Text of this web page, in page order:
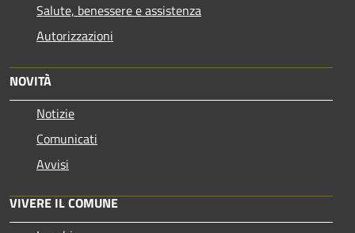
Salute, benessere e assistenza
Autorizzazioni
NOVITÀ
Notizie
Comunicati
Avvisi
VIVERE IL COMUNE